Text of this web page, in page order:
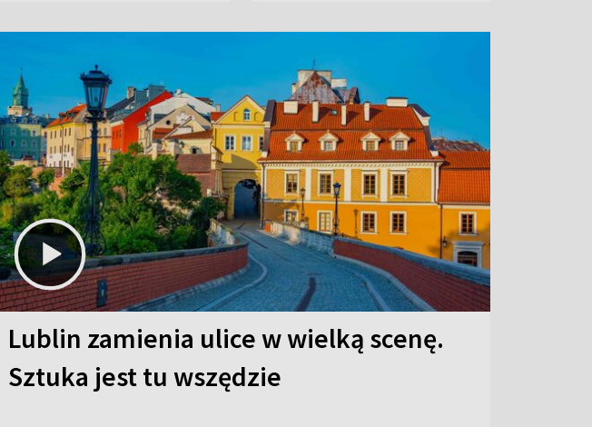
Lublin zamienia ulice w wielką scenę.
Sztuka jest tu wszędzie